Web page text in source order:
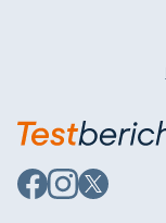
Auf
Facebook
Auf
Instagram
Auf
X